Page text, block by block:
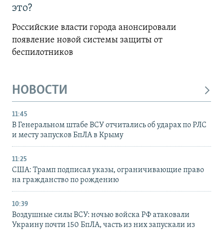
это?
Российские власти города анонсировали
появление новой системы защиты от
беспилотников
НОВОСТИ
11:45
В Генеральном штабе ВСУ отчитались об ударах по РЛС
и месту запусков БпЛА в Крыму
11:25
США: Трамп подписал указы, ограничивающие право
на гражданство по рождению
10:39
Воздушные силы ВСУ: ночью войска РФ атаковали
Украину почти 150 БпЛА, часть из них запускали из